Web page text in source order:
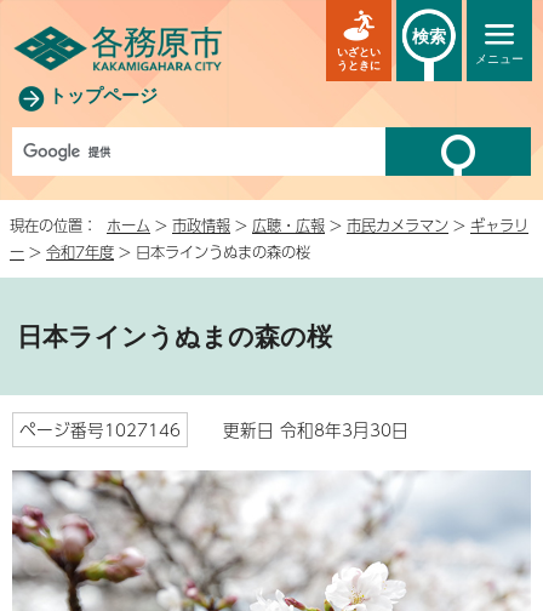
トップページ
メニュー
いざとい
うときに
検索
現在の位置： ホーム > 市政情報 > 広聴・広報 > 市民カメラマン > ギャラリ
ー > 令和7年度 > 日本ラインうぬまの森の桜
日本ラインうぬまの森の桜
ページ番号1027146 更新日 令和8年3月30日